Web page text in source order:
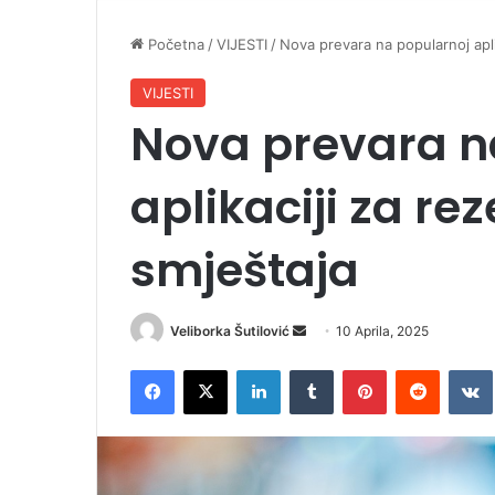
Početna /VIJESTI / Nova prevara na popularnoj
VIJESTI
Nova prevara
aplikaciji za
smještaja
Veliborka Šutilović
n
d
a
10 Aprila, 2025